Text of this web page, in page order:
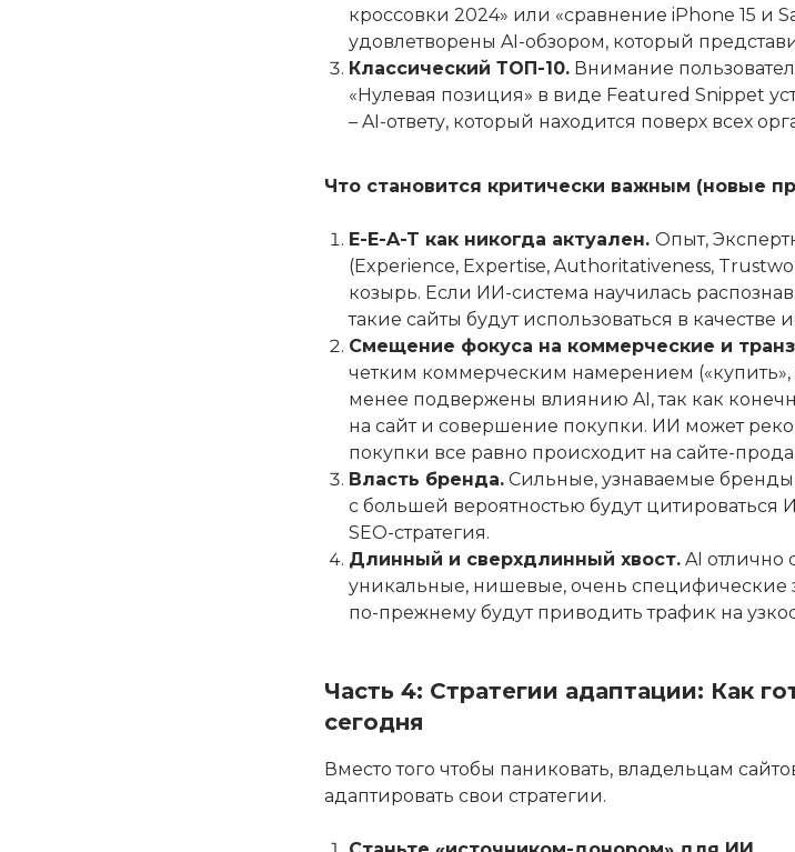
кроссовки 2024» или «сравнение iPhone 15 и
удовлетворены AI-обзором, который
Классический ТОП-10. Внимание
«Нулевая позиция» в виде Featured Snippet
– AI-ответу, который находится поверх всех
Что становится критически важным (новые
E-E-A-T как никогда актуален. Опыт,
(Experience, Expertise, Authoritativeness,
козырь. Если ИИ-система научилась
такие сайты будут использоваться в качестве
Смещение фокуса на коммерческие и
четким коммерческим намерением («купить»,
менее подвержены влиянию AI, так как
на сайт и совершение покупки. ИИ может
покупки все равно происходит на сайте-
Власть бренда. Сильные, узнаваемые
с большей вероятностью будут цитироваться
SEO-стратегия.
Длинный и сверхдлинный хвост. AI отлично
уникальные, нишевые, очень специфические
по-прежнему будут приводить трафик на
Часть 4: Стратегии адаптации: Как
сегодня
Вместо того чтобы паниковать, владельцам
адаптировать свои стратегии.